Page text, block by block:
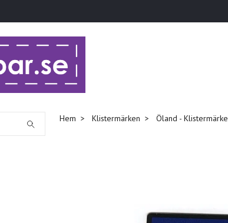
Hem Klistermärken Öland - Klistermärke